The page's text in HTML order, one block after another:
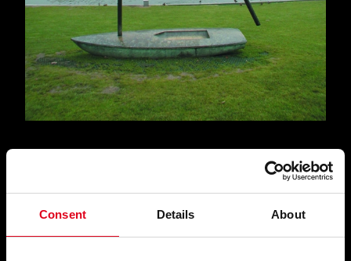
Consent Details About
HORARIS I CONTACTE
HORARI DEL CENTRE
Dilluns tancat